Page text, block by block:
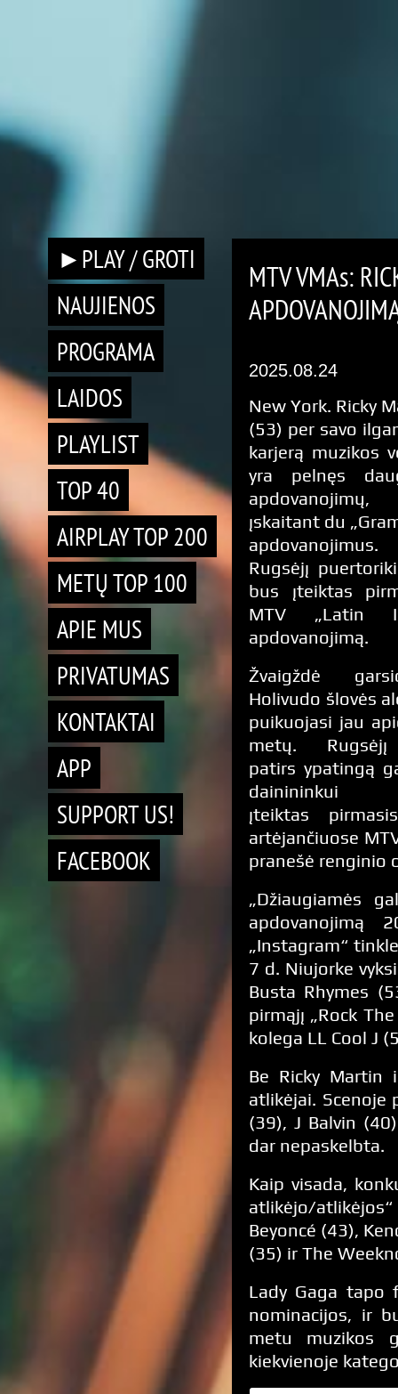
►PLAY / GROTI
NAUJIENOS
PROGRAMA
LAIDOS
PLAYLIST
TOP 40
AIRPLAY TOP 200
METŲ TOP 100
APIE MUS
PRIVATUMAS
KONTAKTAI
APP
SUPPORT US!
FACEBOOK
MTV VMAs:
2025.08.24
New York. Ricky
(53) per savo
karjerą muzikos
yra pelnęs
apdovanojimų,
įskaitant du
apdovanojimus.
Rugsėjį
bus įteiktas
MTV „Latin
apdovanojimą.
Žvaigždė
Holivudo šlovės
puikuojasi jau
metų.
patirs ypatingą
dainininkui
įteiktas
artėjančiuose
pranešė renginio
„Džiaugiamės
apdovanojimą
„Instagram“
7 d. Niujorke
Busta Rhymes
pirmąjį „Rock
kolega LL Cool J
Be Ricky Martin
atlikėjai. Scenoje
(39), J Balvin
dar nepaskelbta.
Kaip visada,
atlikėjo/
Beyoncé (43),
(35) ir The
Lady Gaga tapo
nominacijos, ir
metu muzikos
kiekvienoje